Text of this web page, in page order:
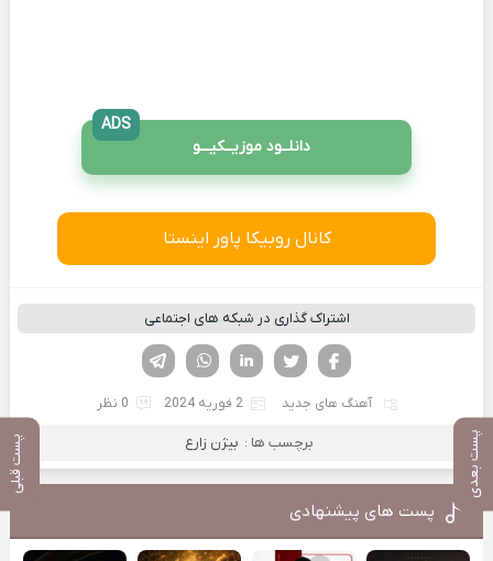
پست بعدی پست قبلی
دانلــود موزیــکیـــو
ADS
کانال روبیکا پاور اینستا
اشتراک گذاری در شبکه های اجتماعی
لینکدین تویتر
فیسوک
آهنگ های جدید 2 فوریه 2024 0 نظر
برچسب ها : بیژن زارع
پست های پیشنهادی